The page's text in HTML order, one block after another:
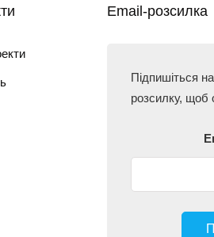
Email-розсилка
Підпишіться
розсилку, щоб